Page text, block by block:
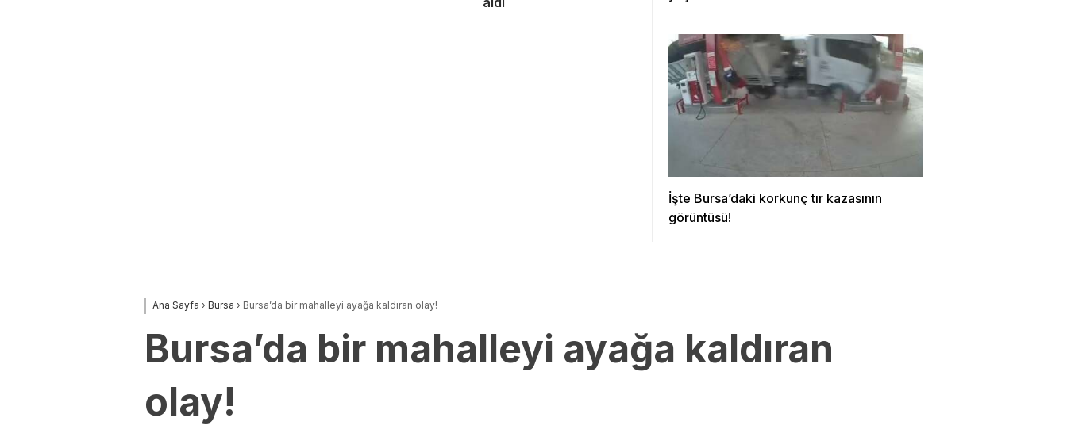
İşte Bursa’daki korkunç tır kazasının
görüntüsü!
Ana Sayfa › Bursa › Bursa’da bir mahalleyi ayağa kaldıran olay!
Bursa’da bir mahalleyi ayağa kaldıran
olay!